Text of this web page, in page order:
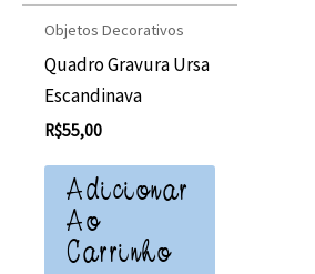
Objetos Decorativos
Quadro Gravura Ursa
Escandinava
R$55,00
Adicionar
Ao
Carrinho